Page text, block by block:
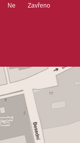
Ne Zavřeno